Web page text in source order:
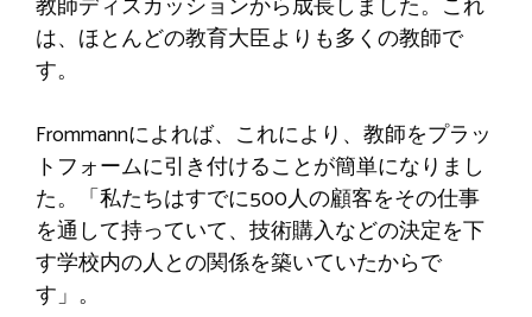
は、ほとんどの教育大臣よりも多くの教師で
す。
Frommannによれば、これにより、教師をプラッ
トフォームに引き付けることが簡単になりまし
た。「私たちはすでに500人の顧客をその仕事
を通して持っていて、技術購入などの決定を下
す学校内の人との関係を築いていたからで
す」。